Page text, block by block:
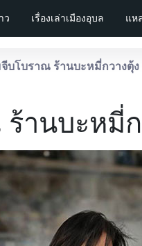
ว เรื่องเล่าเมืองอุบล แห
บโบราณ ร้านบะหมี่กวางตุ้
านบะหมี่